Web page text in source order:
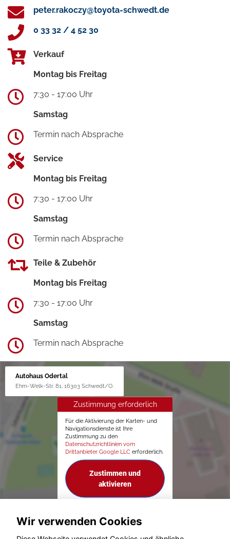
peter.rakoczy@toyota-schwedt.de
0 33 32 / 4 52 30
Verkauf
Montag bis Freitag
7:30 - 17:00 Uhr
Samstag
Termin nach Absprache
Service
Montag bis Freitag
7:30 - 17:00 Uhr
Samstag
Termin nach Absprache
Teile & Zubehör
Montag bis Freitag
7:30 - 17:00 Uhr
Samstag
Termin nach Absprache
Autohaus Odertal
Ehm-Welk-Str. 81, 16303 Schwedt/O.
Zustimmung erforderlich
Für die Aktivierung der Karten- und
Navigationsdienste ist Ihre
Zustimmung zu den
Datenschutzrichtlinien vom
Drittanbieter Google LLC erforderlich.
Zustimmen und
aktivieren
Wir verwenden Cookies